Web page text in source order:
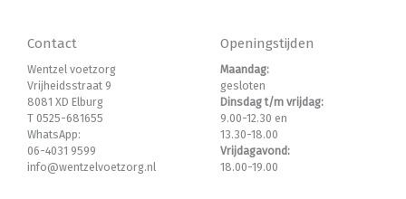
Contact
Wentzel voetzorg
Vrijheidsstraat 9
8081 XD Elburg
T 0525-681655
WhatsApp:
06-4031 9599
info@wentzelvoetzorg.nl
Openingstijden
Maandag:
gesloten
Dinsdag t/m vrijdag:
9.00-12.30 en
13.30-18.00
Vrijdagavond:
18.00-19.00